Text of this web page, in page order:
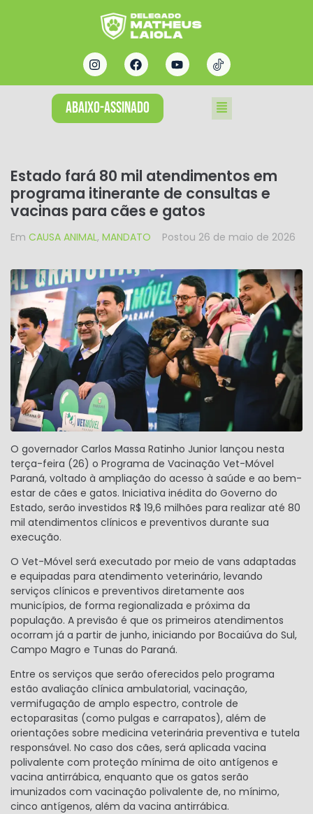
ABAIXO-ASSINADO
Estado fará 80 mil atendimentos em
programa itinerante de consultas e
vacinas para cães e gatos
Em CAUSA ANIMAL, MANDATO Postou 26 de maio de 2026
O governador Carlos Massa Ratinho Junior lançou nesta
terça-feira (26) o Programa de Vacinação Vet-Móvel
Paraná, voltado à ampliação do acesso à saúde e ao bem-
estar de cães e gatos. Iniciativa inédita do Governo do
Estado, serão investidos R$ 19,6 milhões para realizar até 80
mil atendimentos clínicos e preventivos durante sua
execução.
O Vet-Móvel será executado por meio de vans adaptadas
e equipadas para atendimento veterinário, levando
serviços clínicos e preventivos diretamente aos
municípios, de forma regionalizada e próxima da
população. A previsão é que os primeiros atendimentos
ocorram já a partir de junho, iniciando por Bocaiúva do Sul,
Campo Magro e Tunas do Paraná.
Entre os serviços que serão oferecidos pelo programa
estão avaliação clínica ambulatorial, vacinação,
vermifugação de amplo espectro, controle de
ectoparasitas (como pulgas e carrapatos), além de
orientações sobre medicina veterinária preventiva e tutela
responsável. No caso dos cães, será aplicada vacina
polivalente com proteção mínima de oito antígenos e
vacina antirrábica, enquanto que os gatos serão
imunizados com vacinação polivalente de, no mínimo,
cinco antígenos, além da vacina antirrábica.